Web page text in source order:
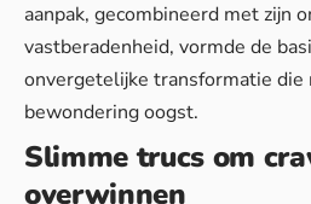
aanpak, gecombineerd met zijn
vastberadenheid, vormde de
onvergetelijke transformatie
bewondering oogst.
Slimme trucs om
overwinnen